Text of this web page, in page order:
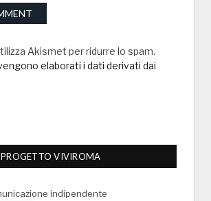
Akismet per ridurre lo spam.
elaborati i dati derivati dai
VIVIROMA
indipendente